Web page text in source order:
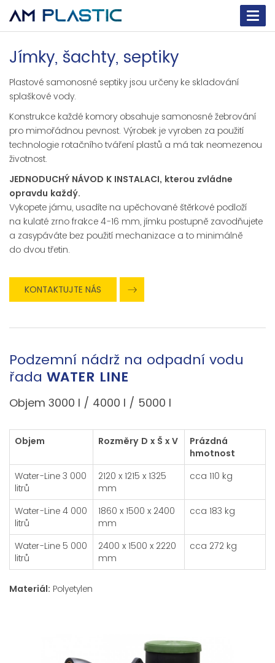
Jímky, šachty, septiky
Plastové samonosné septiky jsou určeny ke skladování
splaškové vody.
Konstrukce každé komory obsahuje samonosné žebrování
pro mimořádnou pevnost. Výrobek je vyroben za použití
technologie rotačního tváření plastů a má tak neomezenou
životnost.
JEDNODUCHÝ NÁVOD K INSTALACI, kterou zvládne
opravdu každý.
Vykopete jámu, usadíte na upěchované štěrkové podloží
na kulaté zrno frakce 4-16 mm, jímku postupně zavodňujete
a zasypáváte bez použití mechanizace a to minimálně
do dvou třetin.
KONTAKTUJTE NÁS
Podzemní nádrž na odpadní vodu
řada WATER LINE
Objem 3000 l / 4000 l / 5000 l
Objem Rozměry D x Š x V
Prázdná
hmotnost
Water-Line 3 000
litrů
2120 x 1215 x 1325
mm
cca 110 kg
Water-Line 4 000
litrů
1860 x 1500 x 2400
mm
cca 183 kg
Water-Line 5 000
litrů
2400 x 1500 x 2220
mm
cca 272 kg
Materiál: Polyetylen